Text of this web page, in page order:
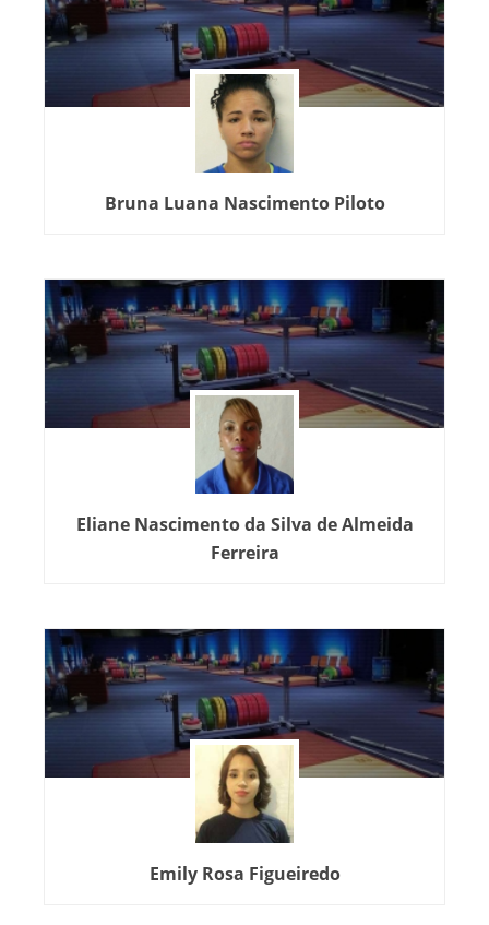
Bruna Luana Nascimento Piloto
Eliane Nascimento da Silva de Almeida
Ferreira
Emily Rosa Figueiredo